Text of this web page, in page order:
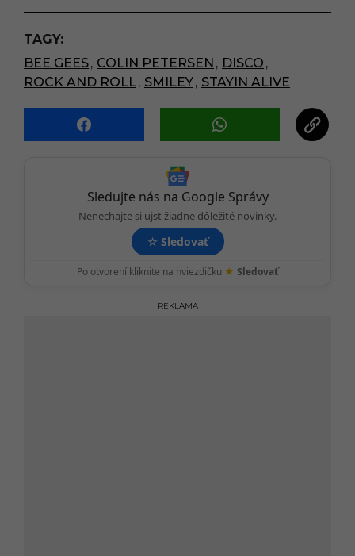
t
P
a
g
i
n
a
TAGY:
BEE GEES, COLIN PETERSEN , DISCO ,
ROCK AND ROLL, SMILEY, STAYIN ALIVE
Sledujte nás na Google Správy
Nenechajte si ujsť žiadne dôležité novinky.
☆ Sledovať
Po otvorení kliknite na hviezdičku ★ Sledovať
REKLAMA